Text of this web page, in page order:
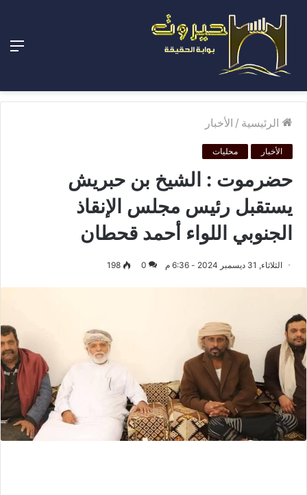
الرئيسية / الأخبار
الأخبار محليات
حضرموت : الشيخ بن حبريش
يستقبل رئيس مجلس الإنقاذ
الجنوبي اللواء أحمد قحطان
الثلاثاء, 31 ديسمبر 2024 - 6:36 م 0
198